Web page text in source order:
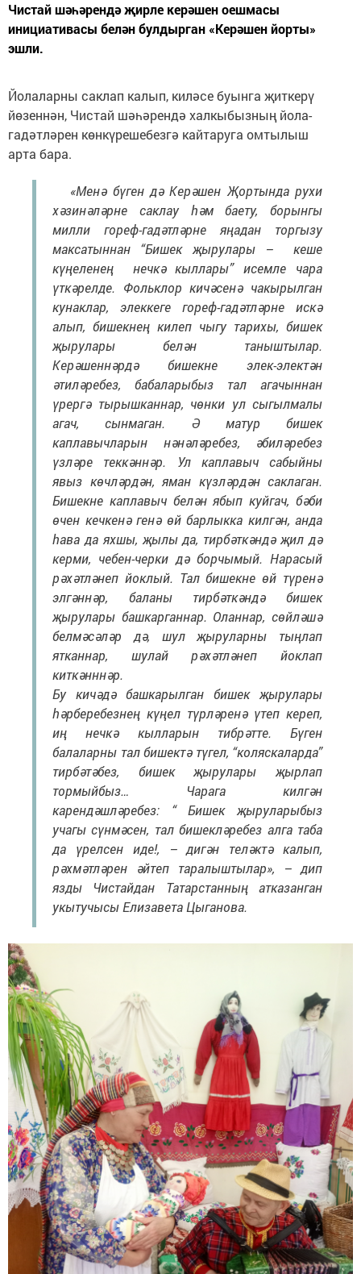
Чистай шәһәрендә җирле керәшен оешмасы
инициативасы белән булдырган «Керәшен йорты»
эшли.
Йолаларны саклап калып, киләсе буынга җиткерү
йөзеннән, Чистай шәһәрендә халкыбызның йола-
гадәтләрен көнкүрешебезгә кайтаруга омтылыш
арта бара.
«Менә бүген дә Керәшен Җортында рухи
хәзинәләрне саклау һәм баету, борынгы
милли гореф-гадәтләрне яңадан торгызу
максатыннан “Бишек җырулары – кеше
күңеленең нечкә кыллары” исемле чара
үткәрелде. Фольклор кичәсенә чакырылган
кунаклар, элеккеге гореф-гадәтләрне искә
алып, бишекнең килеп чыгу тарихы, бишек
җырулары белән таныштылар.
Керәшеннәрдә бишекне элек-электән
әтиләребез, бабаларыбыз тал агачыннан
үрергә тырышканнар, чөнки ул сыгылмалы
агач, сынмаган. Ә матур бишек
каплавычларын нәнәләребез, әбиләребез
үзләре теккәннәр. Ул каплавыч сабыйны
явыз көчләрдән, яман күзләрдән саклаган.
Бишекне каплавыч белән ябып куйгач, бәби
өчен кечкенә генә өй барлыкка килгән, анда
һава да яхшы, җылы да, тирбәткәндә җил дә
керми, чебен-черки дә борчымый. Нарасый
рәхәтләнеп йоклый. Талбишекне өй түренә
элгәннәр, баланы тирбәткәндә бишек
җырулары башкарганнар. Оланнар, сөйләшә
белмәсәләр дә, шул җыруларны тыңлап
ятканнар, шулай рәхәтләнеп йоклап
киткәнннәр.
Бу кичәдә башкарылган бишек җырулары
һәрберебезнең күңел түрләренә үтеп кереп,
иң нечкә кылларын тибрәтте. Бүген
балаларны тал бишектә түгел, “коляскаларда”
тирбәтәбез, бишек җырулары җырлап
тормыйбыз… Чарага килгән
карендәшләребез: “ Бишек җыруларыбыз
учагы сүнмәсен, тал бишекләребез алга таба
да үрелсен иде!, – дигән теләктә калып,
рәхмәтләрен әйтеп таралыштылар», – дип
язды Чистайдан Татарстанның атказанган
укытучысы Елизавета Цыганова.